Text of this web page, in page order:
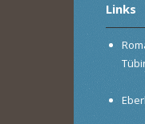
Links